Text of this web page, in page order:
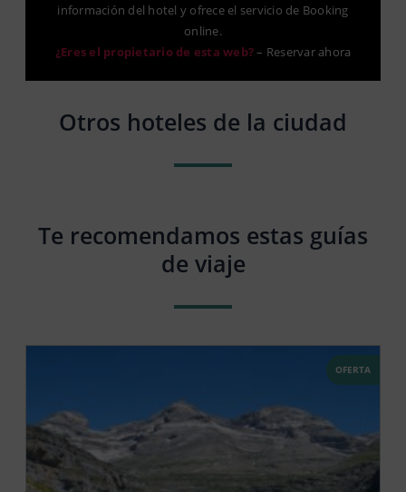
información del hotel y ofrece el servicio de Booking
online.
¿Eres el propietario de esta web?– Reservar ahora
Otros hoteles de la ciudad
Te recomendamos estas guías
de viaje
OFERTA